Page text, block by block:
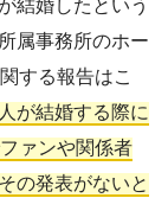
結婚したという
属事務所のホー
する報告はこ
が結婚する際に
ァンや関係者
の発表がないと